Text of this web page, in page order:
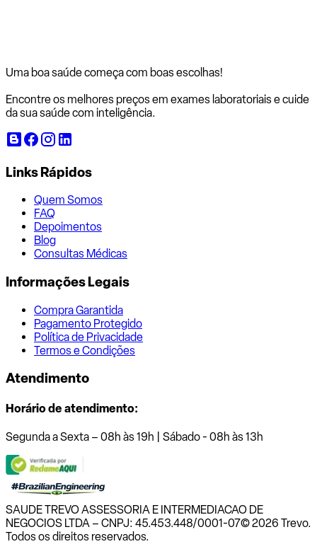
Uma boa saúde começa com boas escolhas!
Encontre os melhores preços em exames laboratoriais e cuide
da sua saúde com inteligência.
Links Rápidos
Quem Somos
FAQ
Depoimentos
Blog
Consultas Médicas
Informações Legais
Compra Garantida
Pagamento Protegido
Política de Privacidade
Termos e Condições
Atendimento
Horário de atendimento:
Segunda a Sexta – 08h às 19h | Sábado - 08h às 13h
SAUDE TREVO ASSESSORIA E INTERMEDIACAO DE
NEGOCIOS LTDA – CNPJ: 45.453.448/0001-07© 2026 Trevo.
Todos os direitos reservados.